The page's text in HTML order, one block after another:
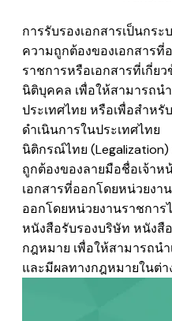
การรับรองเอกสารเป็นกร
ความถูกต้องของเอกสารที่
ราชการหรือเอกสารที่เกี่ย
นิติบุคคล เพื่อให้สามารถน
ประเทศไทย หรือเพื่อสำหรั
ดำเนินการในประเทศไทย
นิติกรณ์ไทย
ถูกต้องของลายมือชื่อเจ้า
เอกสารที่ออกโดยหน่วยงา
ออกโดยหน่วยงานราชการ
หนังสือรับรองบริษัท หนังสื
กฎหมาย เพื่อให้สามารถน
และมีผลทางกฎหมายในต่า